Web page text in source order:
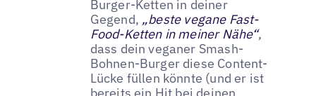
Burger-Ketten in deiner
Gegend, „beste vegane Fast-
Food-Ketten in meiner Nähe“,
dass dein veganer Smash-
Bohnen-Burger diese Content-
Lücke füllen könnte (und er ist